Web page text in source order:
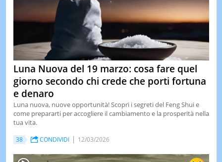
Luna Nuova del 19 marzo: cosa fare quel
giorno secondo chi crede che porti fortuna
e denaro
Luna nuova, nuove opportunità! Scopri i segreti del Feng Shui e
come prepararti per accogliere il cambiamento e la prosperità nella
tua vita.
38 CONDIVIDI 12/03/2026